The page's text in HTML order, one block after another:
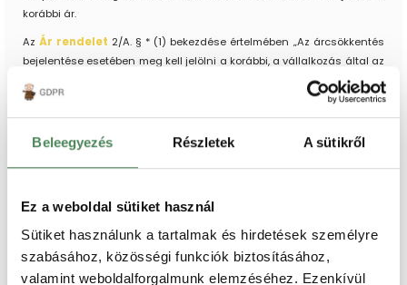
Beleegyezés Részletek A sütikről
Ez a weboldal sütiket használ
Sütiket használunk a tartalmak és hirdetések személyre
szabásához, közösségi funkciók biztosításához,
valamint weboldalforgalmunk elemzéséhez. Ezenkívül
korábbi ár.
AzÁr rendelet 2/A. § * (1) bekezdése értelmében „Az árcsökkentés
bejelentése esetében meg kell jelölni a korábbi, a vállalkozás által az
árcsökkentést megelőzően, meghatározott ideig alkalmazott árat.”
A korábbi ára
árat jelenti, amely
nem lehet rövidebb, mint az árcsökkentés
alkalmazását megelőző harminc nap.”
alkalmazott legalacsonyabb ár. Tehát ha több ár is volt a 30 nap
alatt, a legalacsonyabbat kell figyelembe venni.
A (3) bekezdés alapján „Ha az árcsökkentés mértéke fokozatosan
növekszik, akkor a korábbi ár az árcsökkentés első alkalmazása